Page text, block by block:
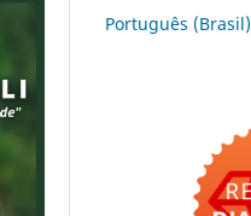
Português (Brasil)